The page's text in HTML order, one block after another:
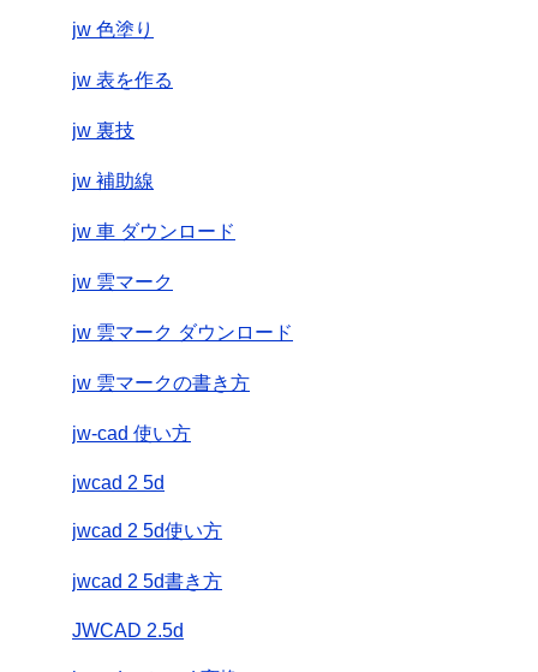
jw 色塗り
jw 表を作る
jw 裏技
jw 補助線
jw 車 ダウンロード
jw 雲マーク
jw 雲マーク ダウンロード
jw 雲マークの書き方
jw-cad 使い方
jwcad 2 5d
jwcad 2 5d使い方
jwcad 2 5d書き方
JWCAD 2.5d